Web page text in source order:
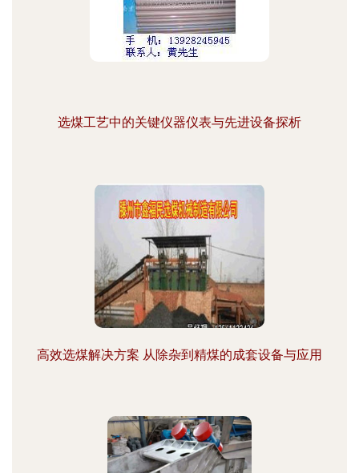
选煤工艺中的关键仪器仪表与先进设备探析
高效选煤解决方案 从除杂到精煤的成套设备与应用